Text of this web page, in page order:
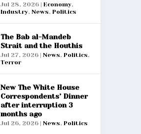
Jul 28, 2026| Economy,
Industry, News, Politics
The Bab al-Mandeb
Strait and the Houthis
Jul 27, 2026| News, Politics,
Terror
New The White House
Correspondents’ Dinner
after interruption 3
months ago
Jul 26, 2026| News, Politics